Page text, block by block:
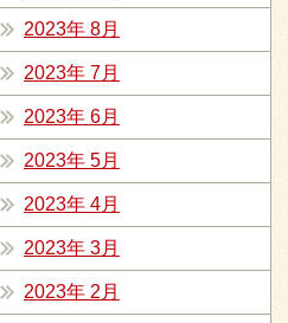
2023年 8月
2023年 7月
2023年 6月
2023年 5月
2023年 4月
2023年 3月
2023年 2月